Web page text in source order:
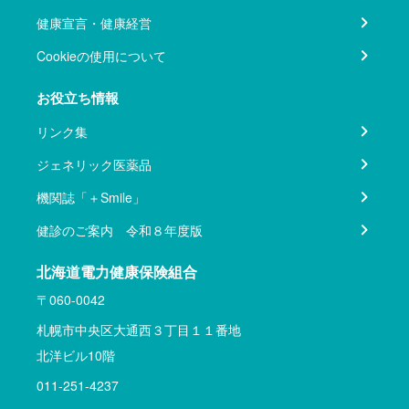
健康宣言・健康経営
Cookieの使用について
お役立ち情報
リンク集
ジェネリック医薬品
機関誌「＋Smile」
健診のご案内 令和８年度版
北海道電力健康保険組合
〒060-0042
札幌市中央区大通西３丁目１１番地
北洋ビル10階
011-251-4237